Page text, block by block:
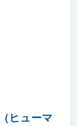
ヒューマ